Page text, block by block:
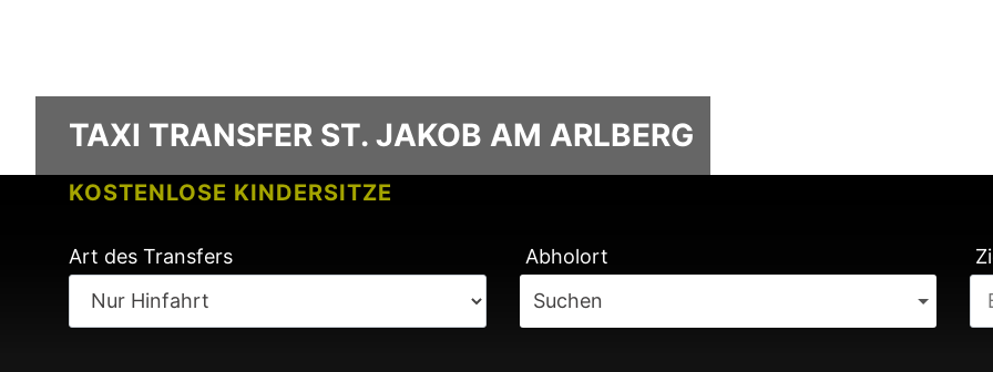
KOSTENLOSE KINDERSITZE
KEINE GEBÜHREN BEI FLUGVERSPÄTUNG
TAXI TRANSFER ST. JAKOB AM ARLBERG
Art des Transfers
Abholort
Suchen